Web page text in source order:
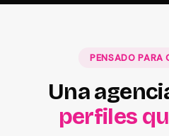
PENSADO PARA
Una
perfiles